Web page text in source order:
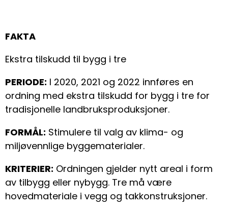
FAKTA
Ekstra tilskudd til bygg i tre
PERIODE: I 2020, 2021 og 2022 innføres en
ordning med ekstra tilskudd for bygg i tre for
tradisjonelle landbruksproduksjoner.
FORMÅL: Stimulere til valg av klima- og
miljøvennlige byggematerialer.
KRITERIER: Ordningen gjelder nytt areal i form
av tilbygg eller nybygg. Tre må være
hovedmateriale i vegg og takkonstruksjoner.